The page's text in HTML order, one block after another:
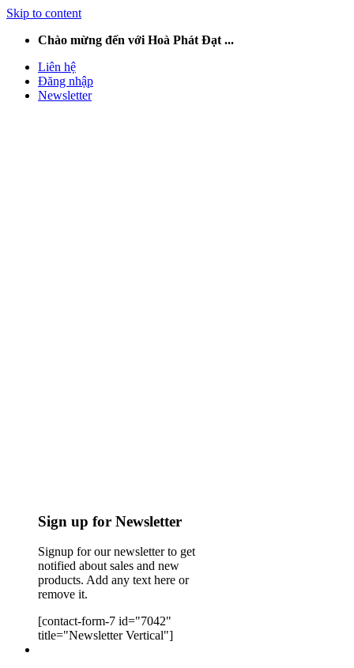
Skip to content
Chào mừng đến với Hoà Phát Đạt ...
Liên hệ
Đăng nhập
Newsletter
Sign up for Newsletter
Signup for our newsletter to get
notified about sales and new
products. Add any text here or
remove it.
[contact-form-7 id="7042"
title="Newsletter Vertical"]